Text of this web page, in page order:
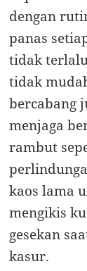
dengan
panas
tidak
tidak
bercabang
menjaga
rambut
kaos lama
mengikis
gesekan
kasur.